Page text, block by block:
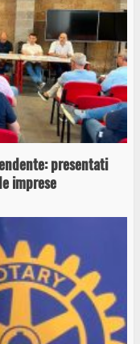
presentati
imprese